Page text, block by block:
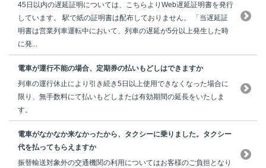
45日以内の遅延証明については、こちらよりWeb遅延証明書を発行
しています。 駅で紙の証明書は配布しておりません。 「当遅延証
明書は営業列車運転中において、列車の遅延が5分以上発生した時
に発...
電車が運行不能の場合、定期券の払いもどしはできますか
列車の運行休止により引き続き5日以上使用できなくなった場合に
限り、無手数料にて払いもどしまたは有効期間の延長をいたしま
す。
電車がなかなか来なかったから、タクシーに乗りました。タクシー
代を払ってもらえますか
振替輸送対象外の交通機関の利用についてはお客様のご負担となり